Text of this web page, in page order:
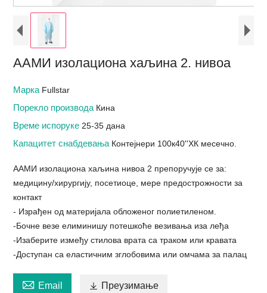
ААМИ изолациона хаљина 2. нивоа
Марка Fullstar
Порекло производа Кина
Време испоруке 25-35 дана
Капацитет снабдевања Контејнери 100к40''ХК месечно.
ААМИ изолациона хаљина нивоа 2 препоручује се за:
медицину/хирургију, посетиоце, мере предострожности за
контакт
- Израђен од материјала обложеног полиетиленом.
-Бочне везе елиминишу потешкоће везивања иза леђа
-Изаберите између стилова врата са траком или кравата
-Доступан са еластичним зглобовима или омчама за палац
 Email  Преузимање